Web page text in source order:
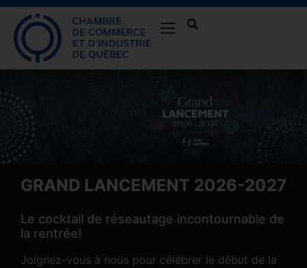
GRAND LANCEMENT 2026-2027
Le cocktail de réseautage incontournable de
la rentrée!
Joignez-vous à nous pour célébrer le début de la